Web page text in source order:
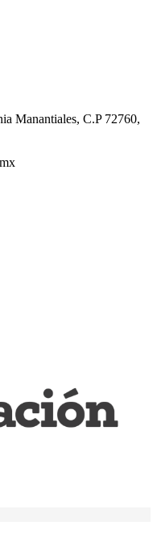
Manantiales, C.P 72760,